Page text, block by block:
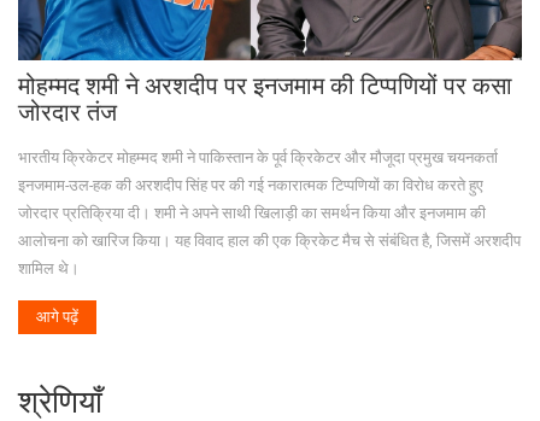
मोहम्मद शमी ने अरशदीप पर इनजमाम की टिप्पणियों पर कसा
जोरदार तंज
भारतीय क्रिकेटर मोहम्मद शमी ने पाकिस्तान के पूर्व क्रिकेटर और मौजूदा प्रमुख चयनकर्ता
इनजमाम-उल-हक की अरशदीप सिंह पर की गई नकारात्मक टिप्पणियों का विरोध करते हुए
जोरदार प्रतिक्रिया दी। शमी ने अपने साथी खिलाड़ी का समर्थन किया और इनजमाम की
आलोचना को खारिज किया। यह विवाद हाल की एक क्रिकेट मैच से संबंधित है, जिसमें अरशदीप
शामिल थे।
आगे पढ़ें
श्रेणियाँ